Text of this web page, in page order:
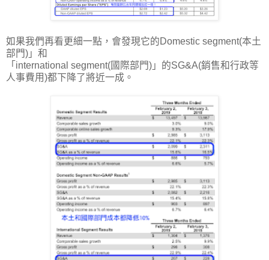
如果我們再看更細一點，會發現它的Domestic segment(本土
部門)」和
「international segment(國際部門)」的SG&A(銷售和行政等
人事費用)都下降了將近一成 。